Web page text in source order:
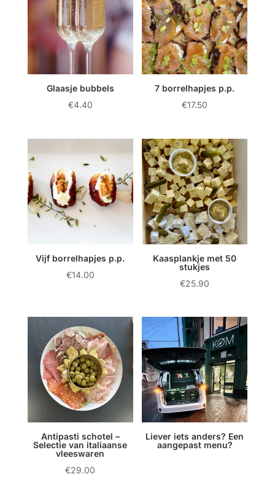
Glaasje bubbels
€4.40
7 borrelhapjes p.p.
€17.50
Vijf borrelhapjes p.p.
€14.00
Kaasplankje met 50
stukjes
€25.90
Antipasti schotel –
Selectie van italiaanse
vleeswaren
€29.00
Liever iets anders? Een
aangepast menu?